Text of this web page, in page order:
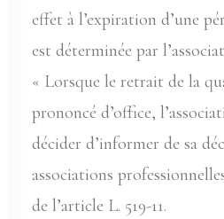
effet à l’expiration d’une
est déterminée par
« Lorsque le retrait de la
prononcé d’office,
décider d’informer de sa
associations
de l’article L. 519-11.